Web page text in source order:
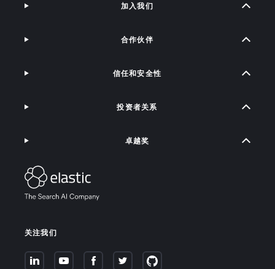
关注我们
加入我们
合作伙伴
信任和安全性
投资者关系
卓越奖